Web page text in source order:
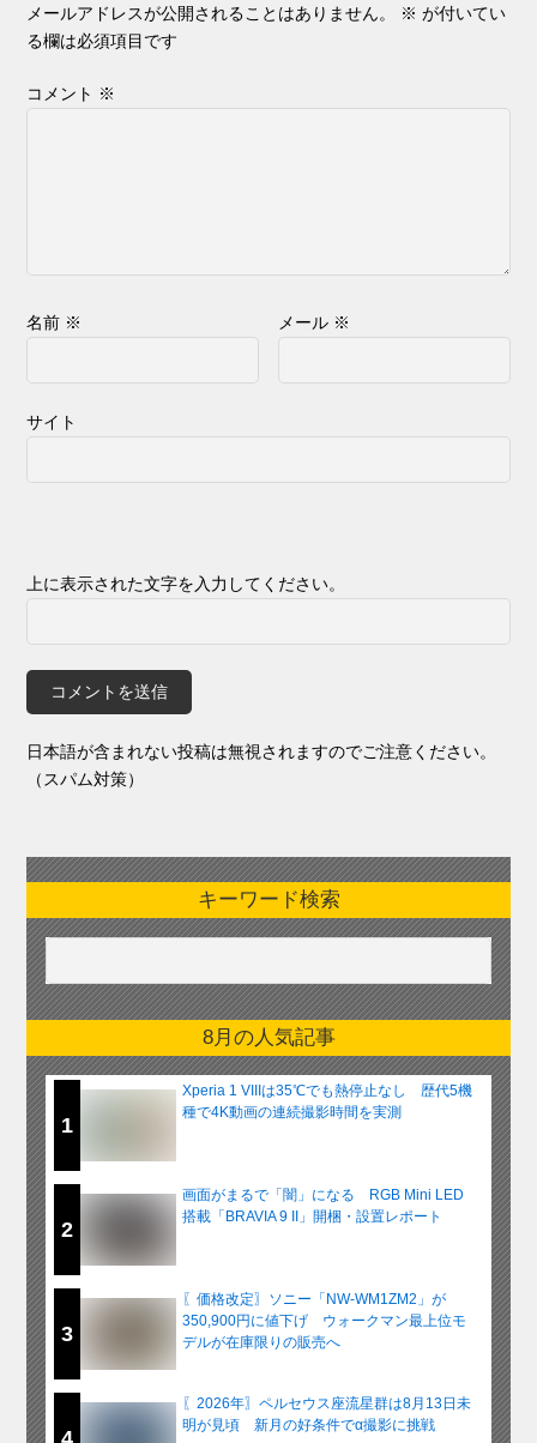
メールアドレスが公開されることはありません。 ※ が付いてい
る欄は必須項目です
コメント ※
名前 ※ メール ※
サイト
上に表示された文字を入力してください。
日本語が含まれない投稿は無視されますのでご注意ください。
（スパム対策）
キーワード検索
8月の人気記事
1
Xperia 1 VIIIは35℃でも熱停止なし 歴代5機
種で4K動画の連続撮影時間を実測
2
画面がまるで「闇」になる RGB Mini LED
搭載「BRAVIA 9 II」開梱・設置レポート
3
〖価格改定〗ソニー「NW-WM1ZM2」が
350,900円に値下げ ウォークマン最上位モ
デルが在庫限りの販売へ
〖2026年〗ペルセウス座流星群は8月13日未
明が見頃 新月の好条件でα撮影に挑戦